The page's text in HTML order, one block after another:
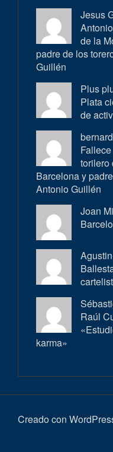
Jesus
de la
padre de los
Guillén
Plus
Plata
de
torilero
Barcelona y
Antonio Guillén
Joan
Raúl
karma»
Creado con